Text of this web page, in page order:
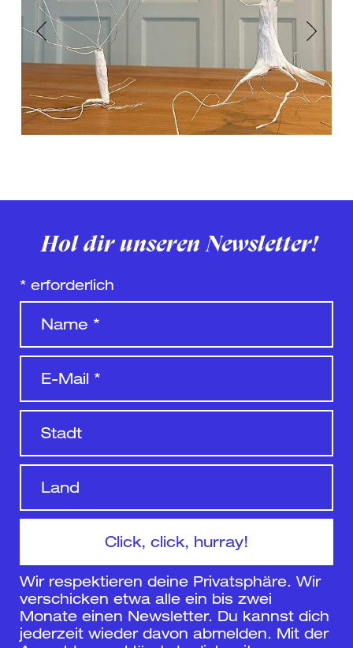
Previous Next
Hol dir unseren Newsletter!
* erforderlich
Wir respektieren deine Privatsphäre. Wir
verschicken etwa alle ein bis zwei
Monate einen Newsletter. Du kannst dich
jederzeit wieder davon abmelden. Mit der